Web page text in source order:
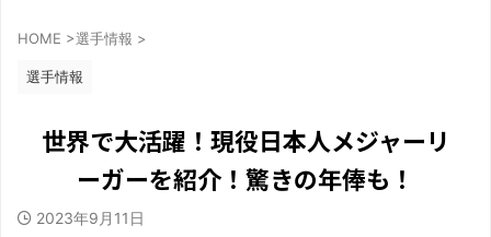
HOME >選手情報 >
選手情報
世界で大活躍！現役日本人メジャーリ
ーガーを紹介！驚きの年俸も！
2023年9月11日